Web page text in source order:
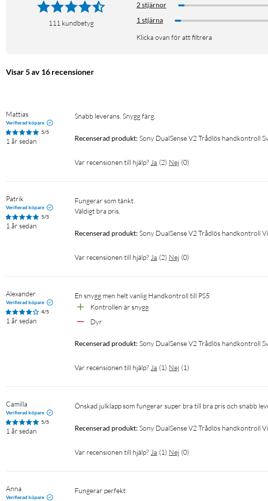
111 kundbetyg
2 stjärnor
1 stjärna
Klicka ovan för att filtrera
Visar 5 av 16 recensioner
Mattias
Verifierad köpare
5/5
1 år sedan
Snabb leverans. Snygg färg.
Recenserad produkt: Sony DualSense V2 Trådlös handkontroll
Var recensionen till hjälp? Ja (2) Nej (0)
Patrik
Verifierad köpare
5/5
1 år sedan
Fungerar som tänkt.
Väldigt bra pris.
Recenserad produkt: Sony DualSense V2 Trådlös handkontroll
Var recensionen till hjälp? Ja (2) Nej (0)
Alexander
Verifierad köpare
4/5
1 år sedan
En snygg men helt vanlig Handkontroll till PS5
Kontrollen är snygg
Dyr
Recenserad produkt: Sony DualSense V2 Trådlös handkontroll
Var recensionen till hjälp? Ja (1) Nej (1)
Camilla
Verifierad köpare
5/5
1 år sedan
Önskad julklapp som fungerar super bra till bra pris och snabb
Recenserad produkt: Sony DualSense V2 Trådlös handkontroll
Var recensionen till hjälp? Ja (1) Nej (0)
Anna
Verifierad köpare
Fungerar perfekt